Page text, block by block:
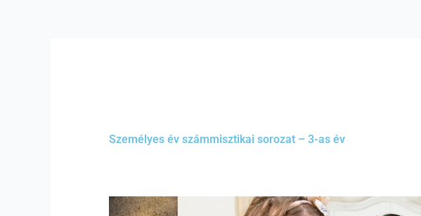
Személyes év számmisztikai sorozat – 3-as év